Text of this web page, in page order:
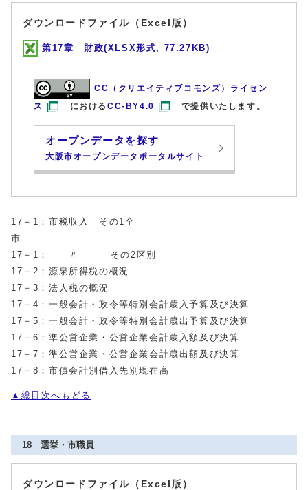
ダウンロードファイル（Excel版）
第17章 財政(XLSX形式, 77.27KB)
CC（クリエイティブコモンズ）ライセン
ス
におけるCC-BY4.0 で提供いたします。
オープンデータを探す
大阪市オープンデータポータルサイト
17－1：市税収入 その1全
17－1： 〃 その2区別
17－2：源泉所得税の概況
17－3：法人税の概況
17－4：一般会計・政令等特別会計歳入予算及び決算
17－5：一般会計・政令等特別会計歳出予算及び決算
17－6：準公営企業・公営企業会計歳入額及び決算
17－7：準公営企業・公営企業会計歳出額及び決算
17－8：市債会計別借入先別現在高
▲総目次へもどる
18 選挙・市職員
ダウンロードファイル（Excel版）